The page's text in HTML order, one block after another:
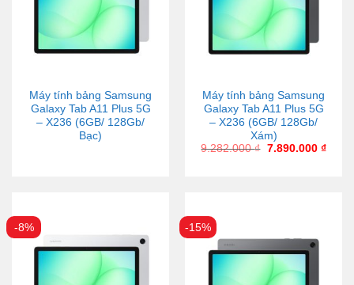
Máy tính bảng Samsung
Galaxy Tab A11 Plus 5G
– X236 (6GB/ 128Gb/
Bạc)
Máy tính bảng Samsung
Galaxy Tab A11 Plus 5G
– X236 (6GB/ 128Gb/
Xám)
9.282.000₫ 7.890.000 ₫
-8% -15%